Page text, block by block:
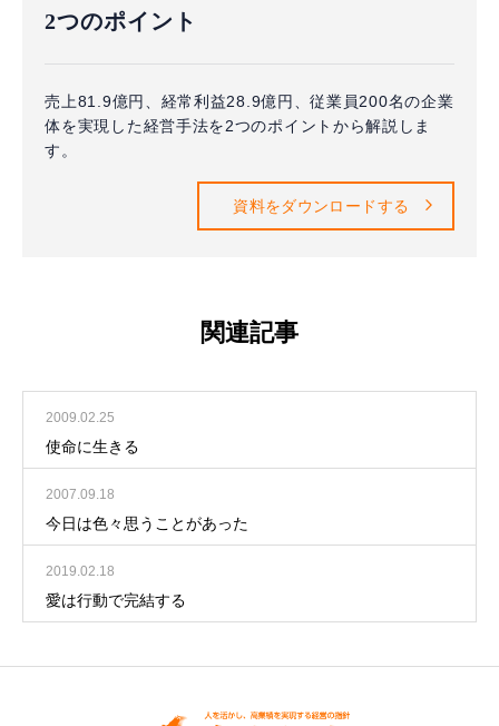
2つのポイント
売上81.9億円、経常利益28.9億円、従業員200名の企業
体を実現した経営手法を2つのポイントから解説しま
す。
資料をダウンロードする
関連記事
2009.02.25
使命に生きる
2007.09.18
今日は色々思うことがあった
2019.02.18
愛は行動で完結する